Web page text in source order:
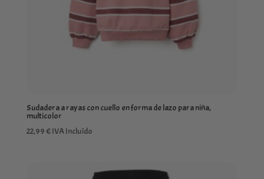
Sudadera a rayas con cuello en forma de lazo para niña,
multicolor
22,99€IVA Incluído